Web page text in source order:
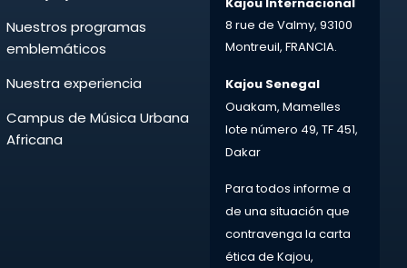
Nuestros programas
emblemáticos
Nuestra experiencia
Campus de Música Urbana
Africana
8 rue de Valmy, 93100
Montreuil, FRANCIA.
Kajou Senegal
Ouakam, Mamelles
lote número 49, TF 451,
Dakar
Para todos informe a
de una situación que
contravenga la carta
ética de Kajou,